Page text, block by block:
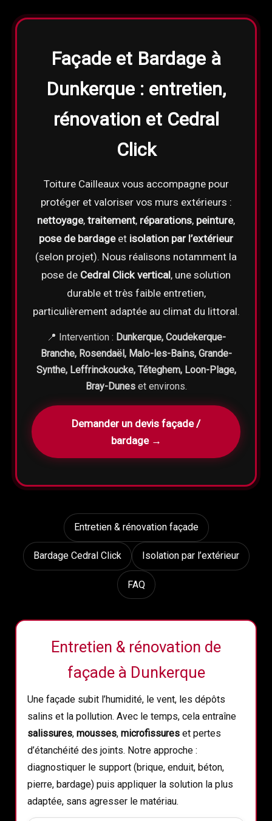
Façade et Bardage à
Dunkerque : entretien,
rénovation et Cedral
Click
Toiture Cailleaux vous accompagne pour
protéger et valoriser vos murs extérieurs :
nettoyage, traitement, réparations, peinture,
pose de bardageet isolation par l’extérieur
(selon projet). Nous réalisons notamment la
pose de Cedral Click vertical, une solution
durable et très faible entretien,
particulièrement adaptée au climat du littoral.
📍 Intervention : Dunkerque, Coudekerque-
Branche, Rosendaël, Malo-les-Bains, Grande-
Synthe, Leffrinckoucke, Téteghem, Loon-Plage,
Bray-Duneset environs.
Demander un devis façade /
bardage →
Entretien & rénovation façade
Bardage Cedral Click Isolation par l’extérieur
FAQ
Entretien & rénovation de
façade à Dunkerque
Une façade subit l’humidité, le vent, les dépôts
salins et la pollution. Avec le temps, cela entraîne
salissures, mousses, microfissureset pertes
d’étanchéité des joints. Notre approche :
diagnostiquer le support (brique, enduit, béton,
pierre, bardage) puis appliquer la solution la plus
adaptée, sans agresser le matériau.